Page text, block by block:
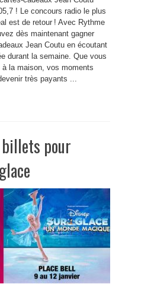
! Le concours radio le plus
est de retour ! Avec Rythme
dès maintenant gagner
Jean Coutu en écoutant
durant la semaine. Que vous
la maison, vos moments
très payants ...
billets pour